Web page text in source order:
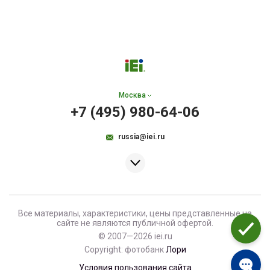
Москва
+7 (495) 980-64-06
russia@iei.ru
Все материалы, характеристики, цены представленные на
сайте не являются публичной офертой.
© 2007—2026 iei.ru
Copyright: фотобанк Лори
Условия пользования сайта